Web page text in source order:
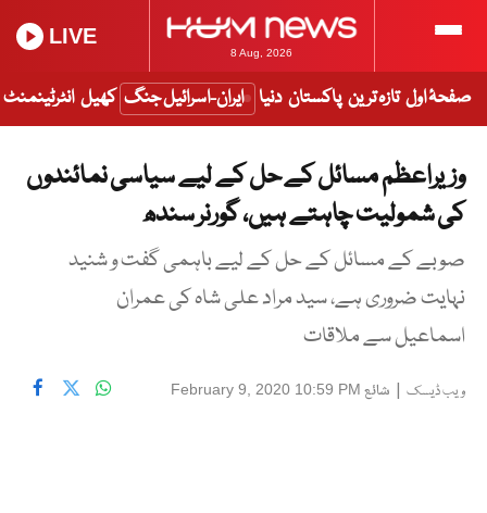
8 Aug, 2026
LIVE
صفحۂ اول تازہ ترین پاکستان دنیا ایران-اسرائیل جنگ کھیل انٹرٹینمنٹ
وزیراعظم مسائل کے حل کے لیے سیاسی نمائندوں
کی شمولیت چاہتے ہیں، گورنر سندھ
صوبے کے مسائل کے حل کے لیے باہمی گفت و شنید
نہایت ضروری ہے، سید مراد علی شاہ کی عمران
اسماعیل سے ملاقات
ویب ڈیسک | شائع February 9, 2020 10:59 PM